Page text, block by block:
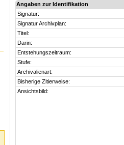
Angaben zur Identifikation
Signatur:
Signatur Archivplan:
Titel:
Darin:
Entstehungszeitraum:
Stufe:
Archivalienart:
Bisherige Zitierweise:
Ansichtsbild: